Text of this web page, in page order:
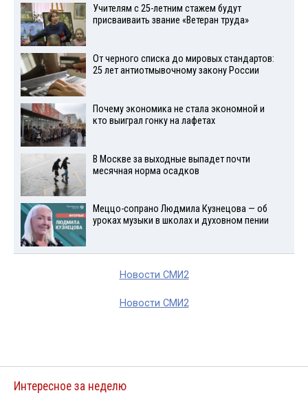
Учителям с 25-летним стажем будут
присваиваить звание «Ветеран труда»
От черного списка до мировых стандартов:
25 лет антиотмывочному закону России
Почему экономика не стала экономной и
кто выиграл гонку на лафетах
В Москве за выходные выпадет почти
месячная норма осадков
Меццо-сопрано Людмила Кузнецова — об
уроках музыки в школах и духовном пении
Новости СМИ2
Новости СМИ2
Интересное за неделю